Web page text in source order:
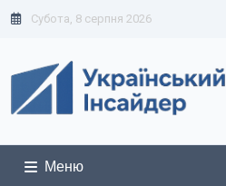
Субота, 8 серпня 2026
Меню